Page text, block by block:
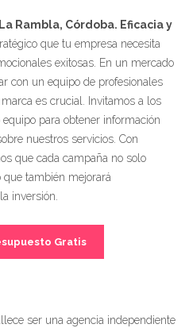
Rambla, Córdoba. Eficacia y
que tu empresa necesita
exitosas. En un mercado
con un equipo de profesionales
es crucial. Invitamos a los
para obtener información
nuestros servicios. Con
que cada campaña no solo
también mejorará
inversión.
Gratis
ser una agencia independiente